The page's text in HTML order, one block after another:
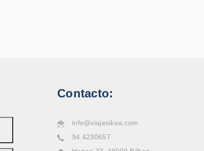
Contacto:
info@viajesikea.com
94 4230657